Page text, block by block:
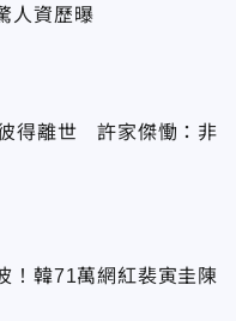
人資歷曝
得離世 許家傑慟：非
！韓71萬網紅裴寅圭陳